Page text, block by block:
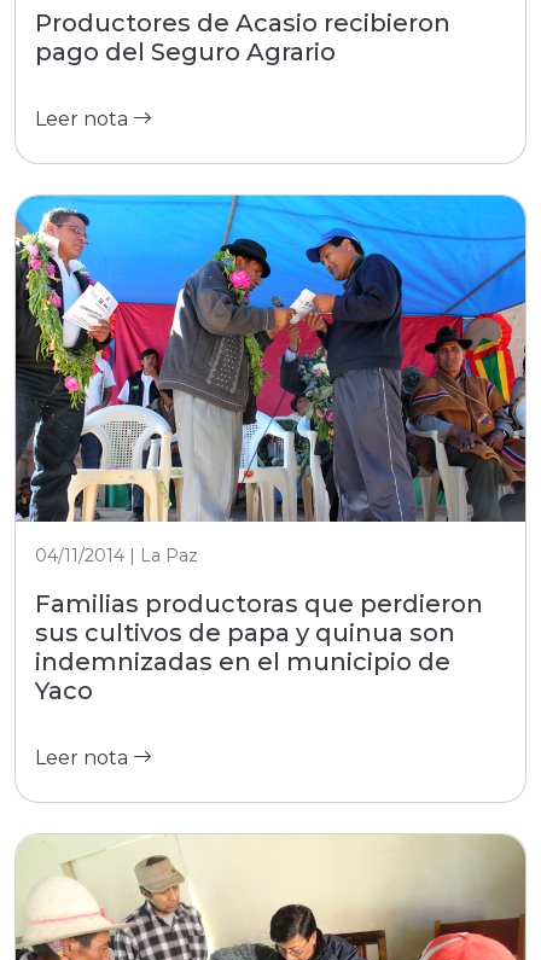
Productores de Acasio recibieron
pago del Seguro Agrario
Leer nota
04/11/2014 | La Paz
Familias productoras que perdieron
sus cultivos de papa y quinua son
indemnizadas en el municipio de
Yaco
Leer nota